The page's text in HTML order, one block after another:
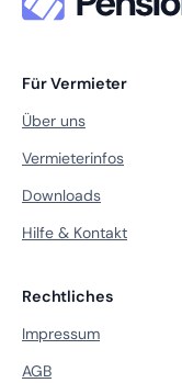
Für Vermieter
Über uns
Vermieterinfos
Downloads
Hilfe & Kontakt
Rechtliches
Impressum
AGB